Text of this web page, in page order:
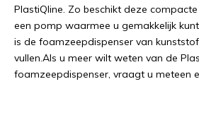
PlastiQline. Zo beschikt deze
een pomp waarmee u gemakkelijk
is de foamzeepdispenser van
vullen.Als u meer wilt weten van de
foamzeepdispenser, vraagt u meteen